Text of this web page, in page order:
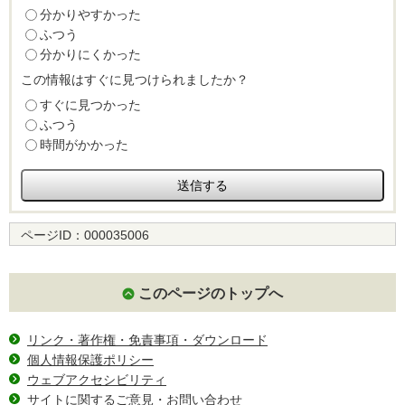
分かりやすかった
ふつう
分かりにくかった
この情報はすぐに見つけられましたか？
すぐに見つかった
ふつう
時間がかかった
ページID： 000035006
このページのトップへ
リンク・著作権・免責事項・ダウンロード
個人情報保護ポリシー
ウェブアクセシビリティ
サイトに関するご意見・お問い合わせ